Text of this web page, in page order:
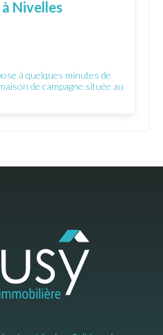
Nivelles
à quelques minutes de
de campagne située au